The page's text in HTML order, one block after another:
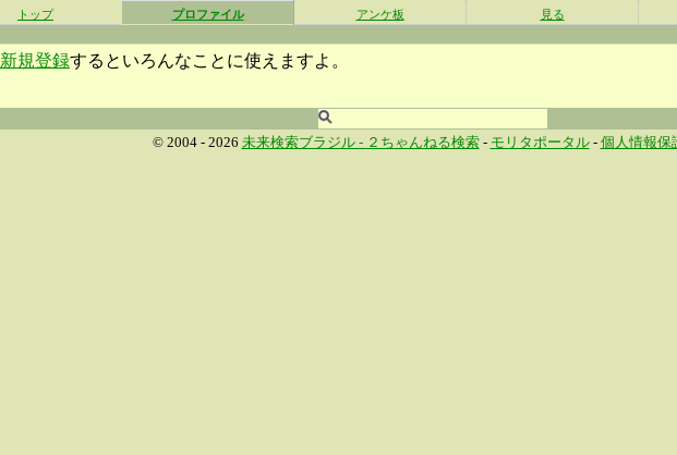
トップ プロファイル アンケ板 見る
新規登録するといろんなことに使えますよ。
© 2004 - 2026 未来検索ブラジル - ２ちゃんねる検索- モリタポータル- 個人情報保